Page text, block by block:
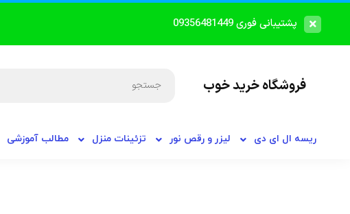
پشتیبانی فوری 09356481449
فروشگاه خرید خوب
ریسه ال ای دی لیزر و رقص نور تزئینات منزل مطالب آموزشی